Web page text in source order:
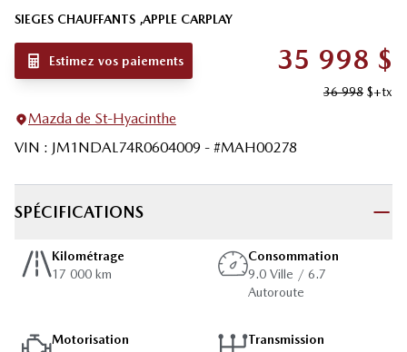
SIEGES CHAUFFANTS ,APPLE CARPLAY
35 998 $
36 998$+tx
Estimez vos paiements
Mazda de St-Hyacinthe
VIN : JM1NDAL74R0604009 - #MAH00278
SPÉCIFICATIONS
Kilométrage
17 000 km
Consommation
9.0 Ville / 6.7
Autoroute
Motorisation
Transmission